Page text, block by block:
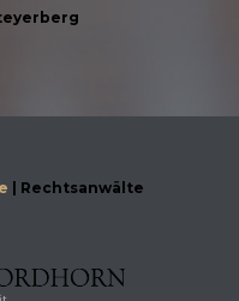
| Rechtsanwälte